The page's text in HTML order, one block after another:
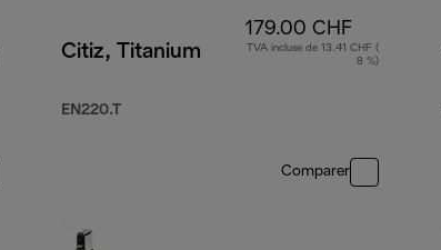
Citiz, Titanium
EN220.T
179.00 CHF
TVA incluse de 13.41 CHF (
8 %)
Comparer